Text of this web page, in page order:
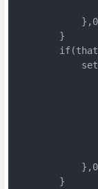
        }
        }